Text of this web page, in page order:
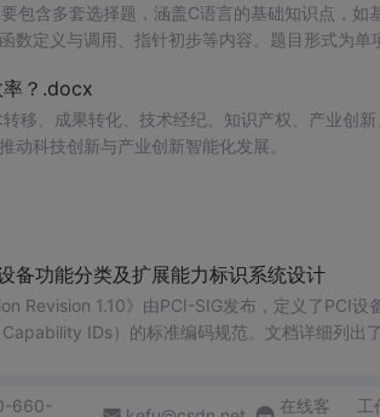
包含多套选择题，涵盖C语言的基础知识点，如
函数定义与调用、指针初步等内容。题目形式为单
；
建议结合教材和上机实践进行练习，
序执行流程，以达到真正掌握语言特性的目的。
率？.docx
移、成果转化、技术经纪、知识产权、产业创
科技创新与产业创新智能化发展。
备功能分类及扩展能力标识系统设计
Revision 1.10》由PCI-SIG发布，定义了PCI设
IDs）的标准编码规范。文档详细列出
660-
在线客
工